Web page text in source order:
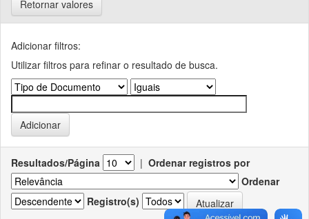
Retornar valores
Adicionar filtros:
Utilizar filtros para refinar o resultado de busca.
Resultados/Página | Ordenar registros por
Ordenar
Registro(s)